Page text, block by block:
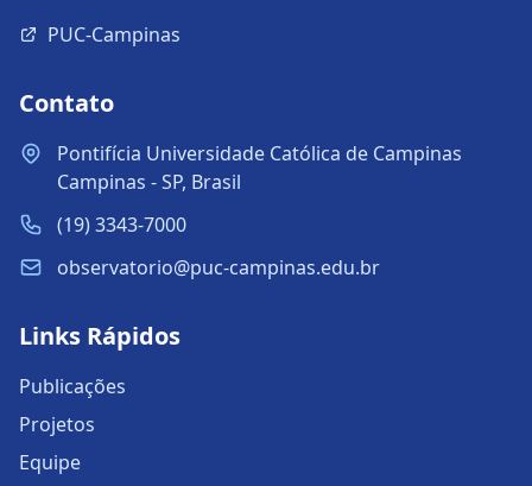
PUC-Campinas
Contato
Pontifícia Universidade Católica de Campinas
Campinas - SP, Brasil
(19) 3343-7000
observatorio@puc-campinas.edu.br
Links Rápidos
Publicações
Projetos
Equipe